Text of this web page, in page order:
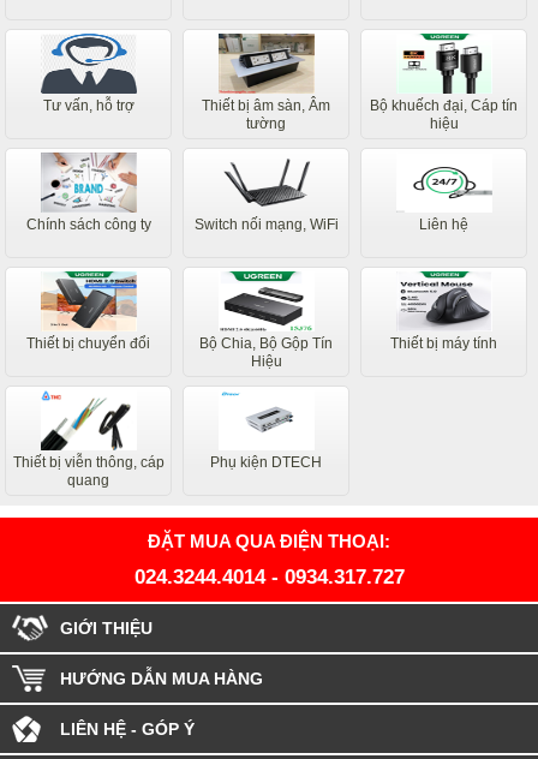
Tư vấn, hỗ trợ
Thiết bị âm sàn, Âm
tường
Bộ khuếch đại, Cáp tín
hiệu
Chính sách công ty Switch nối mạng, WiFi Liên hệ
Thiết bị chuyển đổi
Bộ Chia, Bộ Gộp Tín
Hiệu
Thiết bị máy tính
Thiết bị viễn thông, cáp
quang
Phụ kiện DTECH
ĐẶT MUA QUA ĐIỆN THOẠI:
024.3244.4014- 0934.317.727
GIỚI THIỆU
HƯỚNG DẪN MUA HÀNG
LIÊN HỆ - GÓP Ý